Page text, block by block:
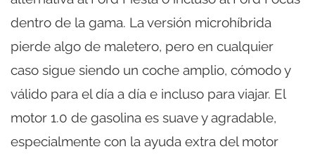
dentro de la gama. La versión microhíbrida
pierde algo de maletero, pero en cualquier
caso sigue siendo un coche amplio, cómodo y
válido para el día a día e incluso para viajar. El
motor 1.0 de gasolina es suave y agradable,
especialmente con la ayuda extra del motor